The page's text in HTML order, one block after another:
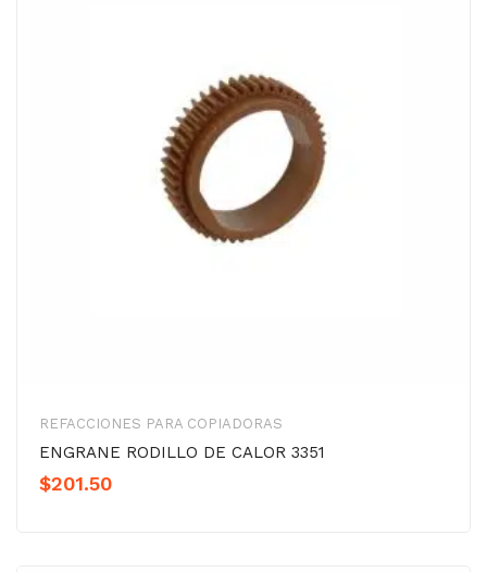
REFACCIONES PARA COPIADORAS
ENGRANE RODILLO DE CALOR 3351
$201.50